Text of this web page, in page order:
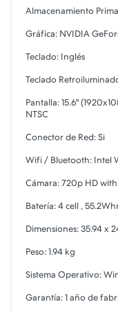
Almacenamiento
Gráfica: NVIDIA
Teclado: Inglés
Teclado
Pantalla: 15.6"
NTSC
Conector de Red: Si
Wifi / Bluetooth: Intel
Cámara: 720p HD
Batería: 4 cell ,
Dimensiones: 35.94 x
Peso: 1.94 kg
Sistema Operativo:
Garantía: 1 año de